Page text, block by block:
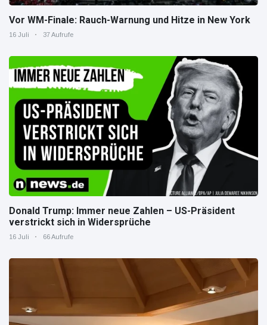
Vor WM-Finale: Rauch-Warnung und Hitze in New York
16 Juli 37 Aufrufe
Donald Trump: Immer neue Zahlen – US-Präsident
verstrickt sich in Widersprüche
16 Juli 66 Aufrufe